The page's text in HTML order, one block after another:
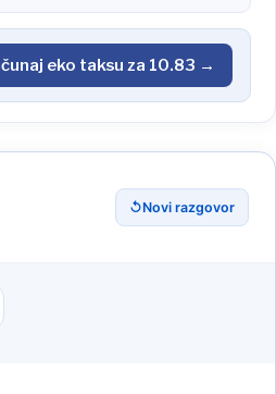
eko taksu za 10.83 →
↺Novi razgovor